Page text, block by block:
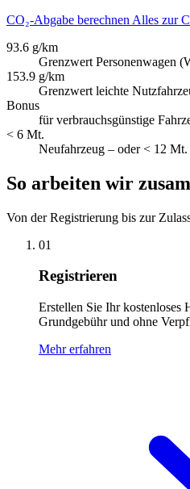
CO₂-Abgabe berechnen Alles zur
93.6 g/km
Grenzwert Personenwagen
153.9 g/km
Grenzwert leichte
Bonus
für verbrauchsgünstige
< 6 Mt.
Neufahrzeug – oder < 12
So arbeiten wir
Von der Registrierung bis zur
01
Registrieren
Erstellen Sie Ihr kostenloses
Grundgebühr und ohne
Mehr erfahren